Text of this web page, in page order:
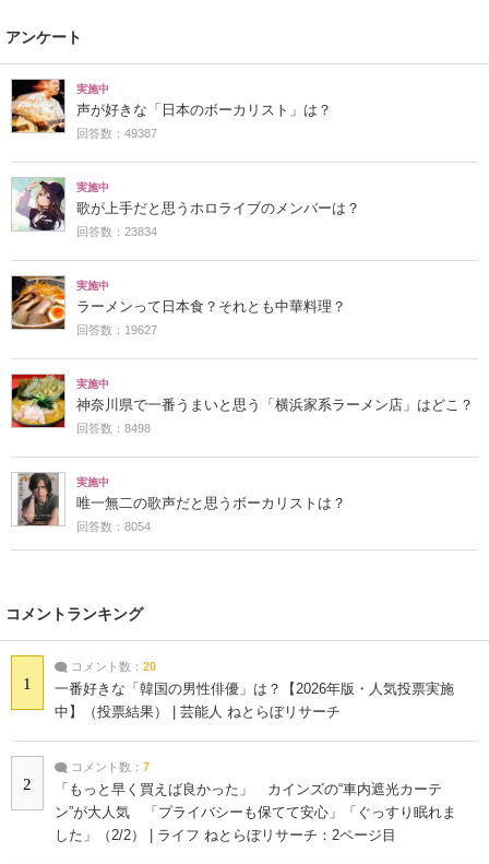
アンケート
実施中
声が好きな「日本のボーカリスト」は？
回答数：49387
実施中
歌が上手だと思うホロライブのメンバーは？
回答数：23834
実施中
ラーメンって日本食？それとも中華料理？
回答数：19627
実施中
神奈川県で一番うまいと思う「横浜家系ラーメン店」はどこ？
回答数：8498
実施中
唯一無二の歌声だと思うボーカリストは？
回答数：8054
コメントランキング
1
コメント数： 20
一番好きな「韓国の男性俳優」は？【2026年版・人気投票実施
中】（投票結果） | 芸能人 ねとらぼリサーチ
2
コメント数： 7
「もっと早く買えば良かった」 カインズの“車内遮光カーテ
ン”が大人気 「プライバシーも保てて安心」「ぐっすり眠れま
した」（2/2） | ライフ ねとらぼリサーチ：2ページ目